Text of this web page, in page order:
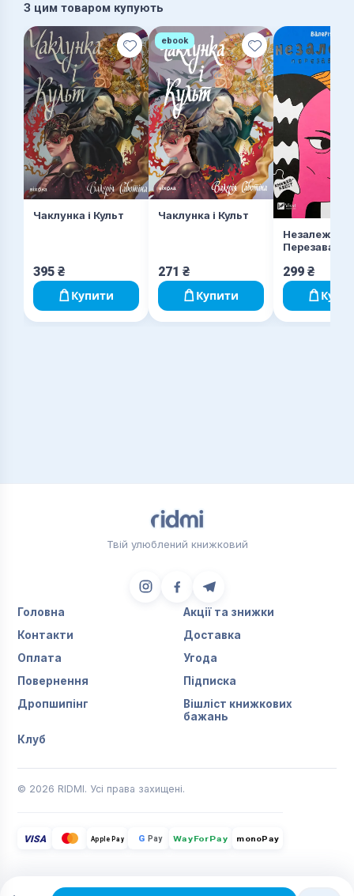
починається. Крок за кроком Софа занурюється у
потаємний магічний світ муралів, намагається
зрозуміти тутешні правила й опиняється у Дикій
гонитві — змаганні художників-початківців, яке
виявляється набагато небезпечнішим, ніж
здається.
З цим товаром купують
Чаклунка і Культ
395 ₴
Купити
ebook
Чаклунка і Культ
271 ₴
Купити
299 ₴
Твій улюблений книжковий
Головна
Акції та знижки
Контакти
Доставка
Оплата
Угода
Повернення
Підписка
Дропшипінг
Вішліст книжкових
бажань
Клуб
© 2026 RIDMI. Усі права захищені.
VISA Apple Pay G Pay WayForPay monoPay